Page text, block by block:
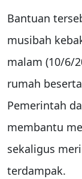
Bantuan
musibah
malam (10/6/
rumah
Pemerintah
membantu
sekaligus
terdampak.